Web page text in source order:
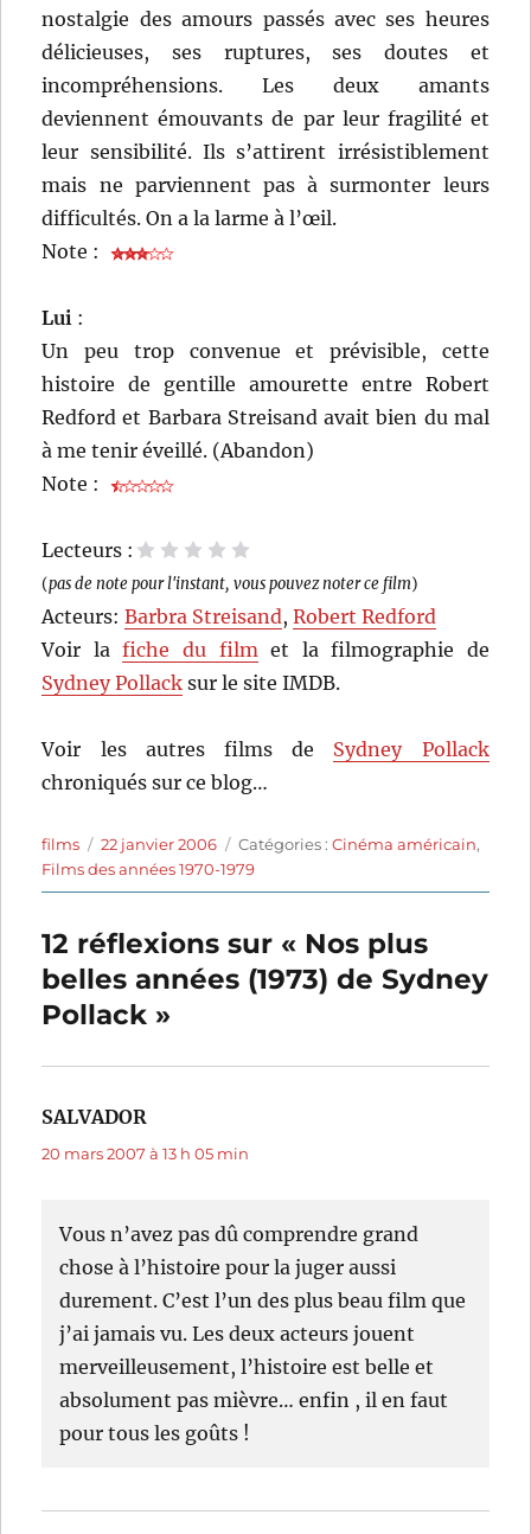
nostalgie des amours passés avec ses heures
délicieuses, ses ruptures, ses doutes et
incompréhensions. Les deux amants
deviennent émouvants de par leur fragilité et
leur sensibilité. Ils s’attirent irrésistiblement
mais ne parviennent pas à surmonter leurs
difficultés. On a la larme à l’œil.
Note :
Lui :
Un peu trop convenue et prévisible, cette
histoire de gentille amourette entre Robert
Redford et Barbara Streisand avait bien du mal
à me tenir éveillé. (Abandon)
Note :
Lecteurs :
5 étoiles
4 étoiles
3 étoiles
2 étoiles
1 étoile
(pas de note pour l'instant, vous pouvez noter ce film)
Acteurs:Barbra Streisand,Robert Redford
Voir lafiche du filmet la filmographie de
Sydney Pollack sur le site IMDB.
Voir les autres films de Sydney Pollack
chroniqués sur ce blog…
Auteur
films
Publié
le
22 janvier 2006 Catégories
Catégories :Cinéma américain,
Films des années 1970-1979
12 réflexions sur « Nos plus
belles années (1973) de Sydney
Pollack »
SALVADOR
20 mars 2007 à 13 h 05 min
Vous n’avez pas dû comprendre grand
chose à l’histoire pour la juger aussi
durement. C’est l’un des plus beau film que
j’ai jamais vu. Les deux acteurs jouent
merveilleusement, l’histoire est belle et
absolument pas mièvre… enfin , il en faut
pour tous les goûts !